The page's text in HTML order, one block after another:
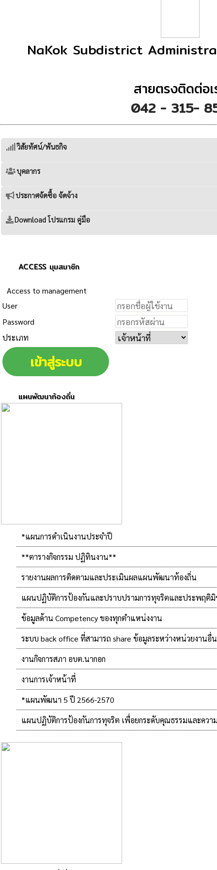
NaKok Subdistrict
สายตรงติดต่อเ
042 - 315-
วิสัยทัศน์/พันธกิจ
บุคลากร
ประกาศจัดซื้อ จัดจ้าง
Download โปรแกรม คู่มือ
ACCESS มุมสมาชิก
Access to management
User
Password
ประเภท
แผนพัฒนาท้องถิ่น
*แผนการดำเนินงานประจำปี
**ตารางกิจกรรม ปฏิทินงาน**
รายงานผลการติดตามและประเมินผลแผนพัฒนาท้องถิ่น
แผนปฏิบัติการป้องกันและปราบปรามการทุจริตและประพฤติ
ข้อมูลด้าน Competency ของทุกตำแหน่งงาน
ระบบ back office ที่สามารถ share ข้อมูลระหว่างหน่วยงานอื่
งานกิจการสภา อบต.นากอก
งานการเจ้าหน้าที่
*แผนพัฒนา 5 ปี 2566-2570
แผนปฏิบัติการป้องกันการทุจริต เพื่อยกระดับคุณธรรมและควา